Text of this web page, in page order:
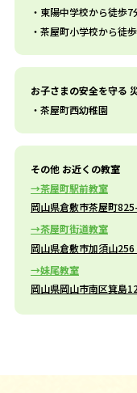
東陽中学校から徒歩7
茶屋町小学校から徒
お子さまの安全を守る
茶屋町西幼稚園
その他 お近くの教室
​茶屋町駅前教室
岡山県倉敷市茶屋町
茶屋町街道教室
岡山県倉敷市加須山
妹尾教室
岡山県岡山市南区箕島